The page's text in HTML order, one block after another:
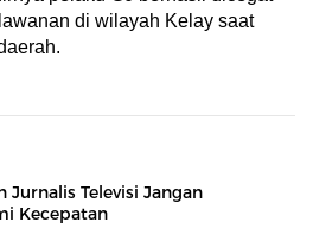
di wilayah Kelay saat
Jurnalis Televisi Jangan
Kecepatan